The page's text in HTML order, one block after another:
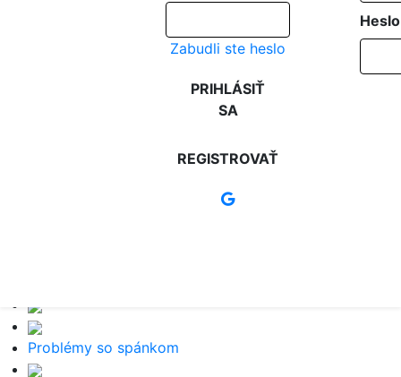
Zabudli ste heslo
PRIHLÁSIŤ
SA
REGISTROVAŤ
Problémy so spánkom